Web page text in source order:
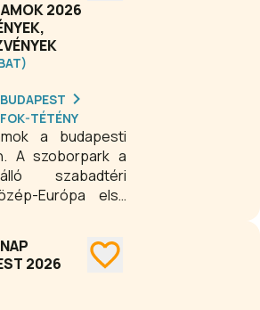
2026
BUDAPEST
TÉTÉNY
a budapesti
A szoborpark a
szabadtéri
Európa első
annak bukására
kiállítás
is
2026